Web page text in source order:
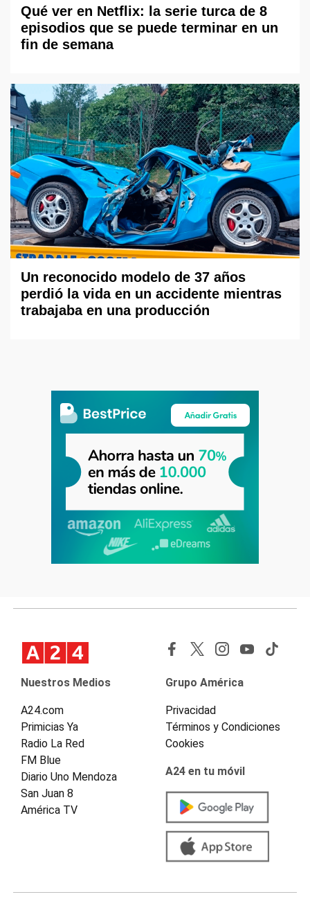
Qué ver en Netflix: la serie turca de 8
episodios que se puede terminar en un
fin de semana
Un reconocido modelo de 37 años
perdió la vida en un accidente mientras
trabajaba en una producción
Nuestros Medios
A24.com
Primicias Ya
Radio La Red
FM Blue
Diario Uno Mendoza
San Juan 8
América TV
Grupo América
Privacidad
Términos y Condiciones
Cookies
A24 en tu móvil